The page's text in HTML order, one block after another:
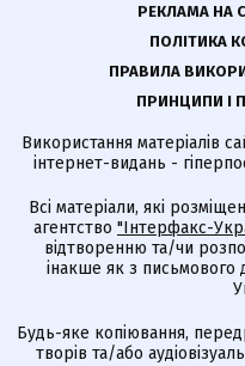
РЕКЛАМА НА
ПОЛІТИКА
ПРАВИЛА
ПРИНЦИПИ І
Використання матеріалів
інтернет-видань -
Всі матеріали, які
агентство "Інтерфакс-
відтворенню та/чи
інакше як з письмового
Будь-яке копіювання,
творів та/або